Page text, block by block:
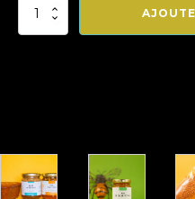
quantité